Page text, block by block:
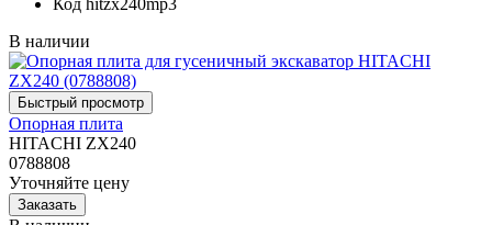
В наличии
Опорная плита
HITACHI ZX240
0788808
Уточняйте цену